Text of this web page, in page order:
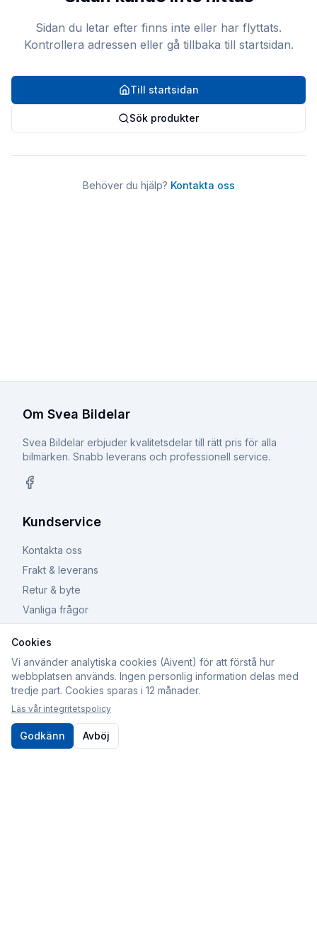
Sidan du letar efter finns inte eller har flyttats.
Kontrollera adressen eller gå tillbaka till startsidan.
Till startsidan
Sök produkter
Behöver du hjälp? Kontakta oss
Om Svea Bildelar
Svea Bildelar erbjuder kvalitetsdelar till rätt pris för alla
bilmärken. Snabb leverans och professionell service.
Kundservice
Kontakta oss
Frakt & leverans
Retur & byte
Vanliga frågor
Information
Köpvillkor
Integritetspolicy
Cookies
Om oss
Cookies
Vi använder analytiska cookies (Aivent) för att förstå hur
webbplatsen används. Ingen personlig information delas med
tredje part. Cookies sparas i 12 månader.
Läs vår integritetspolicy
Godkänn Avböj